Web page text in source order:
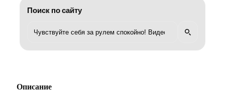
Поиск по сайту
Описание